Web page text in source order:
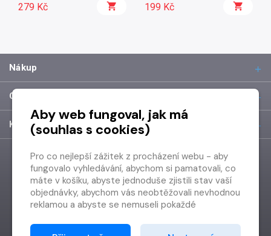
279 Kč 199 Kč
Nákup
O společnosti
Kontakt
Aby web fungoval, jak má
(souhlas s cookies)
Pro co nejlepší zážitek z procházení webu - aby
fungovalo vyhledávání, abychom si pamatovali, co
máte v košíku, abyste jednoduše zjistili stav vaší
objednávky, abychom vás neobtěžovali nevhodnou
reklamou a abyste se nemuseli pokaždé